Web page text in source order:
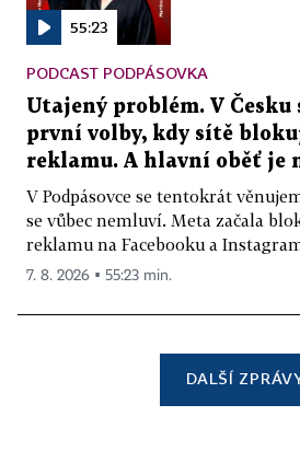
55:23
PODCAST PODPÁSOVKA
Utajený problém. V Česku
první volby, kdy sítě
reklamu. A hlavní oběť je
V Podpásovce se tentokrát
se vůbec nemluví. Meta začala
reklamu na Facebooku a
7. 8. 2026 ▪ 55:23 min.
DALŠÍ